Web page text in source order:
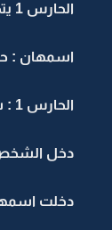
الحارس 1 يتحدث الفرنسيه : سيده اسمهان هناكـ شخص عند الباب يقول انه يعرفكـ
اسمهان :
الحارس 1 : سمعا وطاعه
دخل
دخلت